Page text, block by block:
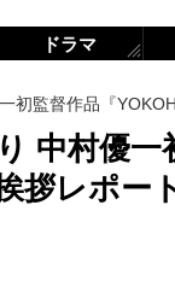
初監督作品『
中村優一
拶レポー
ドラマ